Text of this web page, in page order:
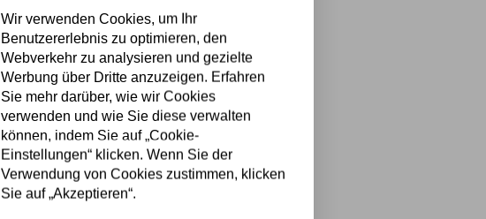
Wir verwenden Cookies, um Ihr
Benutzererlebnis zu optimieren, den
Webverkehr zu analysieren und gezielte
Werbung über Dritte anzuzeigen. Erfahren
Sie mehr darüber, wie wir Cookies
verwenden und wie Sie diese verwalten
können, indem Sie auf „Cookie-
Einstellungen“ klicken. Wenn Sie der
Verwendung von Cookies zustimmen, klicken
Sie auf „Akzeptieren“.